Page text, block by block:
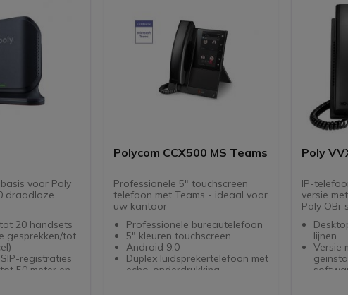
voor Poly
draadloze
20 handsets
gesprekken/tot
registraties
50 meter en
Polycom CCX500 MS Teams
Professionele 5" touchscreen
telefoon met Teams - ideaal voor
uw kantoor
Professionele bureautelefoon
5" kleuren touchscreen
Android 9.0
Duplex luidsprekertelefoon met
echo-onderdrukking
Poly
IP-
versie
Poly
Desktop
lijnen
Versie